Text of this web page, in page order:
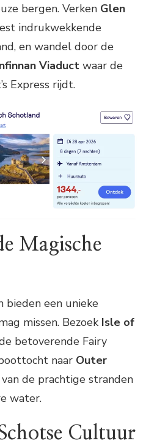
bergen. Verken Glen
indrukwekkende
en wandel door de
Viaduct waar de
Express rijdt.
Magische
bieden een unieke
missen. Bezoek Isle of
betoverende Fairy
naar Outer
de prachtige stranden
water.
Cultuur